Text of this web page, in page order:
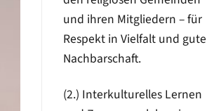
und ihren Mitgliedern – für
Respekt in Vielfalt und gute
Nachbarschaft.
(2.) Interkulturelles Lernen